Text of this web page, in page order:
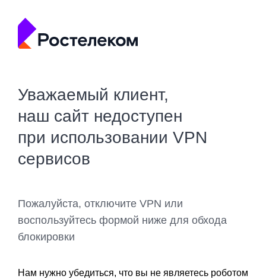
Уважаемый клиент,
наш сайт недоступен
при использовании VPN
сервисов
Пожалуйста, отключите VPN или
воспользуйтесь формой ниже для обхода
блокировки
Нам нужно убедиться, что вы не являетесь роботом